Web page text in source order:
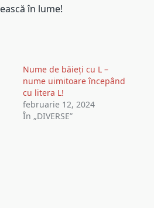
în lume!
Nume de băieți cu L –
nume uimitoare începând
cu litera L!
februarie 12, 2024
În „DIVERSE”